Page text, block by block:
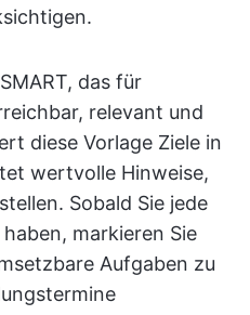
das für
relevant und
diese Vorlage Ziele in
wertvolle Hinweise,
Sobald Sie jede
markieren Sie
Aufgaben zu